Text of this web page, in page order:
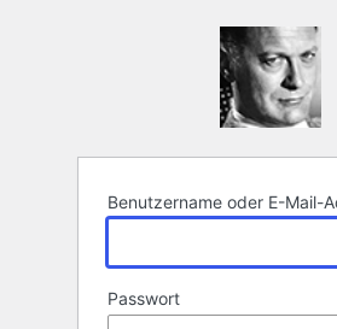
Benutzername oder E-Mail-
Passwort